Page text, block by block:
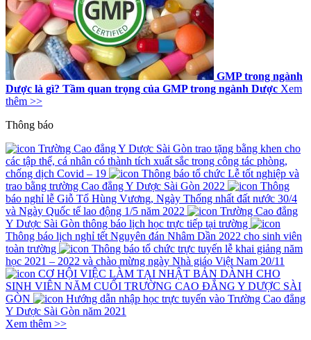
GMP trong ngành
Dược là gì? Tầm quan trọng của GMP trong ngành Dược Xem
thêm >>
Thông báo
Trường Cao đẳng Y Dược Sài Gòn trao tặng bằng khen cho
các tập thể, cá nhân có thành tích xuất sắc trong công tác phòng,
chống dịch Covid – 19
Thông báo tổ chức Lễ tốt nghiệp và
trao bằng trường Cao đẳng Y Dược Sài Gòn 2022
Thông
báo nghỉ lễ Giỗ Tổ Hùng Vương, Ngày Thống nhất đất nước 30/4
và Ngày Quốc tế lao động 1/5 năm 2022
Trường Cao đẳng
Y Dược Sài Gòn thông báo lịch học trực tiếp tại trường
Thông báo lịch nghỉ tết Nguyên đán Nhâm Dần 2022 cho sinh viên
toàn trường
Thông báo tổ chức trực tuyến lễ khai giảng năm
học 2021 – 2022 và chào mừng ngày Nhà giáo Việt Nam 20/11
CƠ HỘI VIỆC LÀM TẠI NHẬT BẢN DÀNH CHO
SINH VIÊN NĂM CUỐI TRƯỜNG CAO ĐẲNG Y DƯỢC SÀI
GÒN
Hướng dẫn nhập học trực tuyến vào Trường Cao đẳng
Y Dược Sài Gòn năm 2021
Xem thêm >>